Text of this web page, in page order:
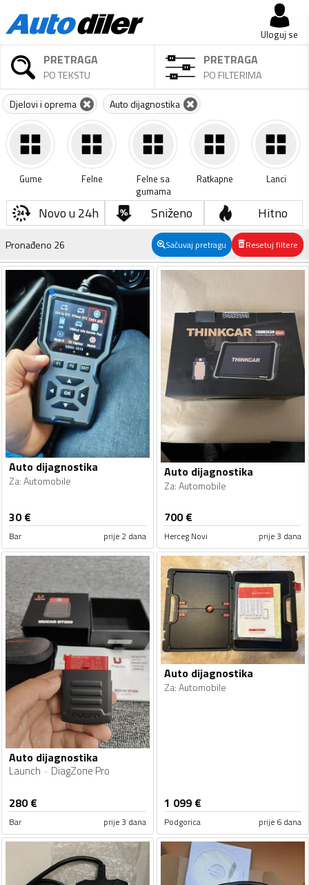
Uloguj se
PRETRAGA
PO TEKSTU
PRETRAGA
PO FILTERIMA
Djelovi i oprema Auto dijagnostika
Gume Felne
Felne sa
gumama
Ratkapne Lanci
Novo u 24h Sniženo Hitno
Pronađeno 26 Sačuvaj pretragu Resetuj filtere
Auto dijagnostika
Za:Automobile
30€
Bar prije 2 dana
Auto dijagnostika
Za:Automobile
700€
Herceg Novi prije 3 dana
Auto dijagnostika
Launch DiagZone Pro
280€
Bar prije 3 dana
Auto dijagnostika
Za:Automobile
1 099 €
Podgorica prije 6 dana